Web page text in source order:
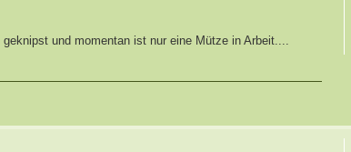
und momentan ist nur eine Mütze in Arbeit....